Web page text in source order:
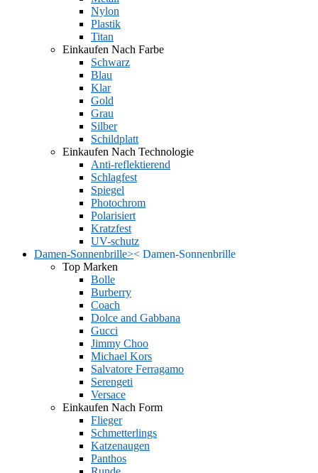
Nylon
Plastik
Titan
Einkaufen Nach Farbe
Schwarz
Blau
Klar
Gold
Grau
Silber
Schildplatt
Einkaufen Nach Technologie
Anti-reflektierend
Schlagfest
Spiegel
Photochrom
Polarisiert
Kratzfest
UV-schutz
Damen-Sonnenbrille>< Damen-Sonnenbrille
Top Marken
Bolle
Burberry
Coach
Dolce and Gabbana
Gucci
Jimmy Choo
Michael Kors
Salvatore Ferragamo
Serengeti
Versace
Einkaufen Nach Form
Flieger
Schmetterlings
Katzenaugen
Panthos